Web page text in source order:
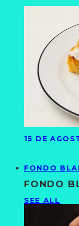
15 DE
FONDO
FONDO
SEE ALL